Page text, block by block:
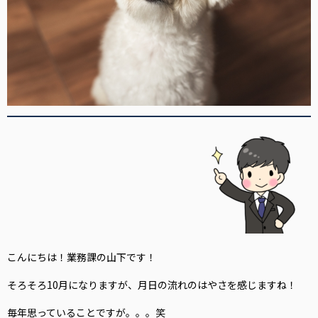
こんにちは！業務課の山下です！
そろそろ10月になりますが、月日の流れのはやさを感じますね！
毎年思っていることですが。。。笑